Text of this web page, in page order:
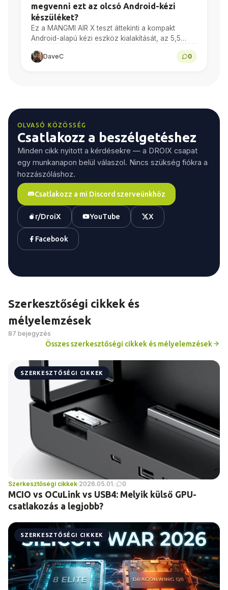
megvenni ezt az olcsó Android-kézi
készüléket?
Ez a MANGMI AIR X teszt áttekinti a kompakt
Android-alapú kézi eszköz kialakítását, az 5,5
hüvelykes 1080p-s kijelzőjét, a Snapdragon 662
processzor teljesítményét, az…
DaveC 0
OLVASÓ KÖZÖSSÉG
Csatlakozz a beszélgetéshez
Minden cikk nyitott a kérdésekre — a DROIX csapat
egy munkanapon belül válaszol. Nincs szükség fiókra a
hozzászóláshoz.
Csatlakozz a mi Discord szerveünkhöz
r/DroiX YouTube X
Facebook
Szerkesztőségi cikkek és
mélyelemzések
87 bejegyzés
Összes szerkesztőségi cikkek és mélyelemzések
SZERKESZTŐSÉGI CIKKEK
Szerkesztőségi cikkek·2026.05.01.· 0
MCIO vs OCuLink vs USB4: Melyik külső GPU-
csatlakozás a legjobb?
SZERKESZTŐSÉGI CIKKEK